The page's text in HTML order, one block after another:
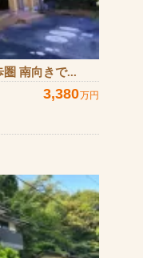
南向きで...
3,380万円